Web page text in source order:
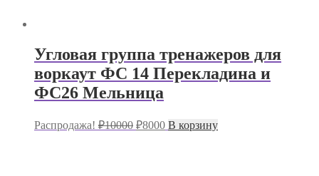
Угловая группа тренажеров для
воркаут ФС 14 Перекладина и
ФС26 Мельница
Распродажа! ₽10000 Первоначальная
₽8000Текущая
цена:
В корзину